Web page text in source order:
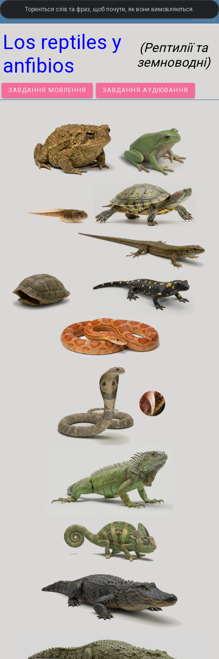
LanguageGuide.org•Візуальний словник іспанської
Los reptiles y
anfibios
(Рептилії та
земноводні)
Торкніться слів та фраз, щоб почути, як вони вимовляються.